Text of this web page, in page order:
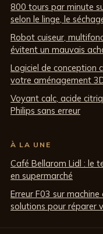
800 tours par minute
selon le linge, le
Robot cuiseur,
évitent un mauvais
Logiciel de conception
votre aménagement
Voyant calc, acide
Philips sans erreur
À LA UNE
Café Bellarom Lidl : le
en supermarché
Erreur F03 sur
solutions pour réparer